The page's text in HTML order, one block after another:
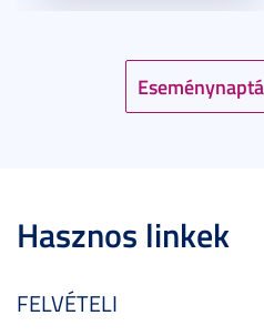
Hasznos linkek
FELVÉTELI